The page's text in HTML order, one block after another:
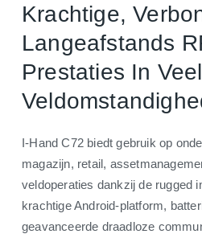
Krachtige,
Langeafstands
Prestaties In
I-Hand C72 biedt gebruik op
magazijn, retail,
veldoperaties dankzij de rugged
krachtige Android-platform,
geavanceerde draadloze